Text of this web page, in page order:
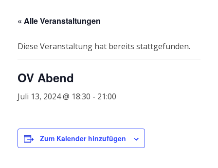
« Alle Veranstaltungen
Diese Veranstaltung hat bereits stattgefunden.
OV Abend
Juli 13, 2024 @ 18:30 - 21:00
Zum Kalender hinzufügen